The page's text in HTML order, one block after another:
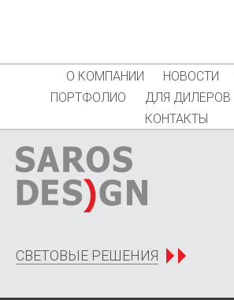
О КОМПАНИИ НОВОСТИ
ПОРТФОЛИО
ДЛЯ ДИЛЕРОВ
КОНТАКТЫ
СВЕТОВЫЕ РЕШЕНИЯ